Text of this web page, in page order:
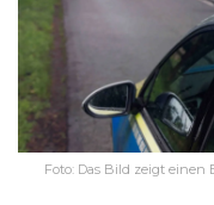
Foto: Das Bild zeigt